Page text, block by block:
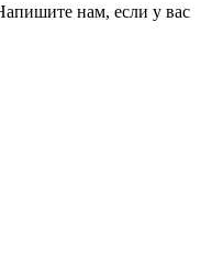
нам, если у вас